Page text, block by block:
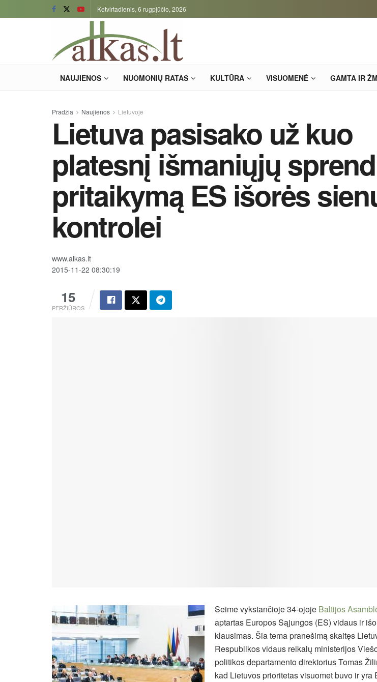
Ketvirtadienis, 6 rugpjūčio, 2026
NAUJIENOS NUOMONIŲ RATAS KULTŪRA VISUOMENĖ GAMTA IR
Pradžia Naujienos Lietuvoje
Lietuva pasisako už kuo
platesnį išmaniųjų
pritaikymą ES išorės
kontrolei
www.alkas.lt
2015-11-22 08:30:19
15
PERŽIŪROS
Seime vykstančioje 34-ojoje Baltijos
aptartas Europos Sąjungos (ES) vidaus ir
klausimas. Šia tema pranešimą skaitęs
Respublikos vidaus reikalų ministerijos
politikos departamento direktorius Tomas
kad Lietuvos prioritetas visuomet buvo ir yra